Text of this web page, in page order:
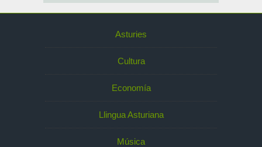
Asturies
Cultura
Economía
Llingua Asturiana
Música